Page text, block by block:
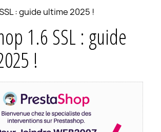
: guide ultime 2025 !
1.6 SSL : guide
!